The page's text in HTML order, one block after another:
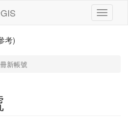
Toggle
考)
新帳號